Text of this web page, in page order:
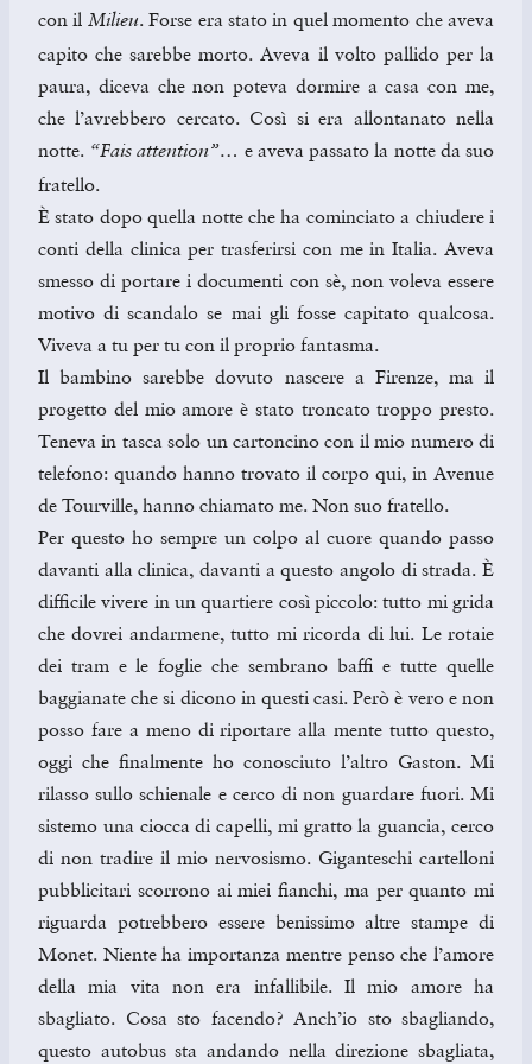
con il Milieu. Forse era stato in quel momento che aveva
capito che sarebbe morto. Aveva il volto pallido per la
paura, diceva che non poteva dormire a casa con me,
che l’avrebbero cercato. Così si era allontanato nella
notte. “Fais attention”… e aveva passato la notte da suo
fratello.
È stato dopo quella notte che ha cominciato a chiudere i
conti della clinica per trasferirsi con me in Italia. Aveva
smesso di portare i documenti con sè, non voleva essere
motivo di scandalo se mai gli fosse capitato qualcosa.
Viveva a tu per tu con il proprio fantasma.
Il bambino sarebbe dovuto nascere a Firenze, ma il
progetto del mio amore è stato troncato troppo presto.
Teneva in tasca solo un cartoncino con il mio numero di
telefono: quando hanno trovato il corpo qui, in Avenue
de Tourville, hanno chiamato me. Non suo fratello.
Per questo ho sempre un colpo al cuore quando passo
davanti alla clinica, davanti a questo angolo di strada. È
difficile vivere in un quartiere così piccolo: tutto mi grida
che dovrei andarmene, tutto mi ricorda di lui. Le rotaie
dei tram e le foglie che sembrano baffi e tutte quelle
baggianate che si dicono in questi casi. Però è vero e non
posso fare a meno di riportare alla mente tutto questo,
oggi che finalmente ho conosciuto l’altro Gaston. Mi
rilasso sullo schienale e cerco di non guardare fuori. Mi
sistemo una ciocca di capelli, mi gratto la guancia, cerco
di non tradire il mio nervosismo. Giganteschi cartelloni
pubblicitari scorrono ai miei fianchi, ma per quanto mi
riguarda potrebbero essere benissimo altre stampe di
Monet. Niente ha importanza mentre penso che l’amore
della mia vita non era infallibile. Il mio amore ha
sbagliato. Cosa sto facendo? Anch’io sto sbagliando,
questo autobus sta andando nella direzione sbagliata,